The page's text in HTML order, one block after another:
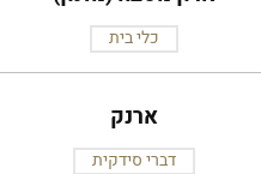
כלי בית
ארנק
דברי סידקית